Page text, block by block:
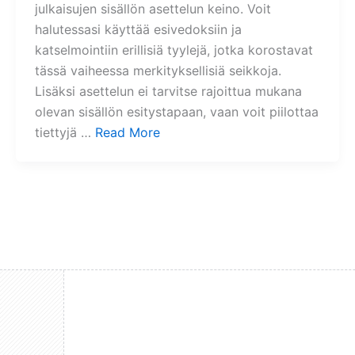
julkaisujen sisällön asettelun keino. Voit
halutessasi käyttää esivedoksiin ja
katselmointiin erillisiä tyylejä, jotka korostavat
tässä vaiheessa merkityksellisiä seikkoja.
Lisäksi asettelun ei tarvitse rajoittua mukana
olevan sisällön esitystapaan, vaan voit piilottaa
tiettyjä … Read More